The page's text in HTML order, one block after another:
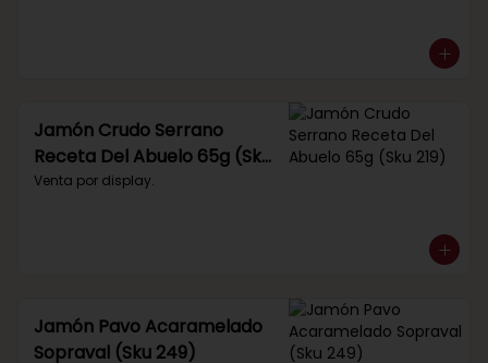
Jamón Crudo Serrano
Receta Del Abuelo 65g (Sku
219)
Venta por display.
Jamón Pavo Acaramelado
Sopraval (Sku 249)